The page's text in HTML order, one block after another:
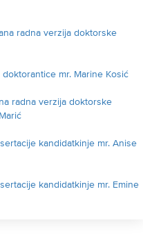
radna verzija doktorske
mr. Marine Kosić
radna verzija doktorske
kandidatkinje mr. Anise
kandidatkinje mr. Emine